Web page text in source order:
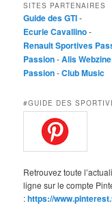
SITES PARTENAIRES
Guide des GTI-
Ecurie Cavallino-
Renault Sportives
Passion-Alis Webzine
Passion-Club Music
#GUIDE DES
Retrouvez toute
ligne sur le compte
:https://